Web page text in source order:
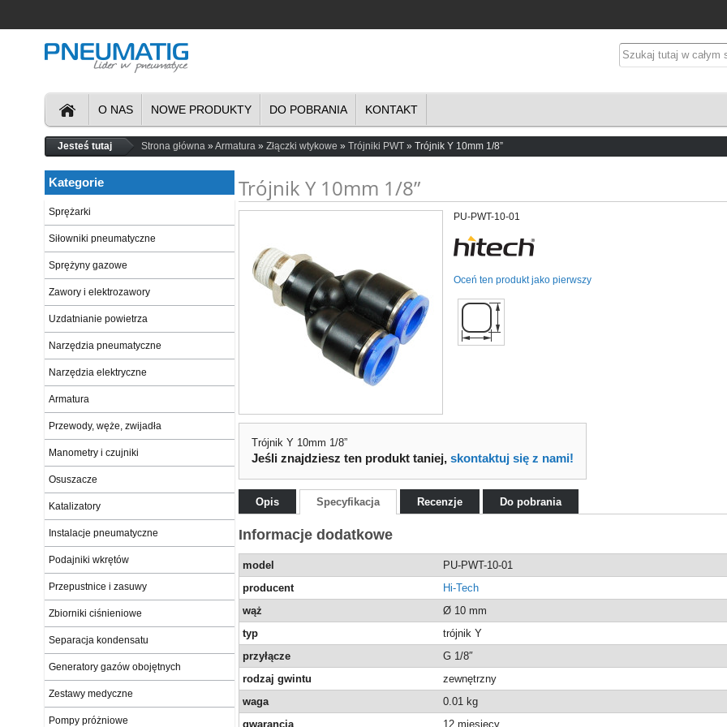
O NAS NOWE PRODUKTY DO POBRANIA KONTAKT
Jesteś tutaj Strona główna Armatura Złączki wtykowe Trójniki PWT Trójnik Y 10mm 1/8”
Trójnik Y 10mm 1/8”
PU-PWT-10-01
Oceń ten produkt jako pierwszy
Trójnik Y 10mm 1/8”
Jeśli znajdziesz ten produkt taniej,skontaktuj się z nami!
Opis Specyfikacja Recenzje Do pobrania
Informacje dodatkowe
model
PU-PWT-10-01
producent
Hi-Tech
wąż
Ø 10 mm
typ
trójnik Y
przyłącze
G 1/8″
rodzaj gwintu
zewnętrzny
waga
0.01 kg
gwarancja
12 miesięcy
Kategorie
Sprężarki
Siłowniki pneumatyczne
Sprężyny gazowe
Zawory i elektrozawory
Uzdatnianie powietrza
Narzędzia pneumatyczne
Narzędzia elektryczne
Armatura
Przewody, węże, zwijadła
Manometry i czujniki
Osuszacze
Katalizatory
Instalacje pneumatyczne
Podajniki wkrętów
Przepustnice i zasuwy
Zbiorniki ciśnieniowe
Separacja kondensatu
Generatory gazów obojętnych
Zestawy medyczne
Pompy próżniowe